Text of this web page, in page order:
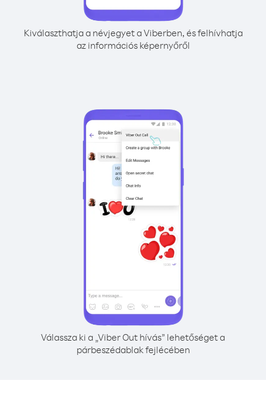
Kiválaszthatja a névjegyet a Viberben, és felhívhatja
az információs képernyőről
Válassza ki a „Viber Out hívás” lehetőséget a
párbeszédablak fejlécében